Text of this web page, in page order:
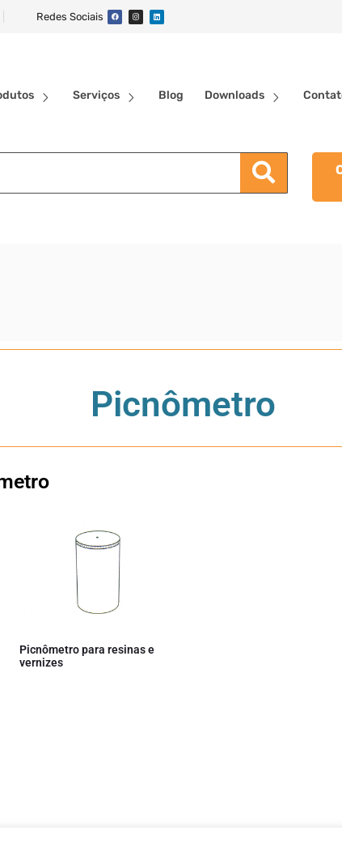
Redes Sociais
Serviços Blog Downloads
Picnômetro
Picnômetro para resinas e
vernizes